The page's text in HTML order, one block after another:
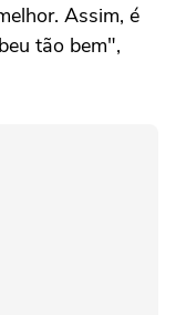
Assim, é
tão bem",